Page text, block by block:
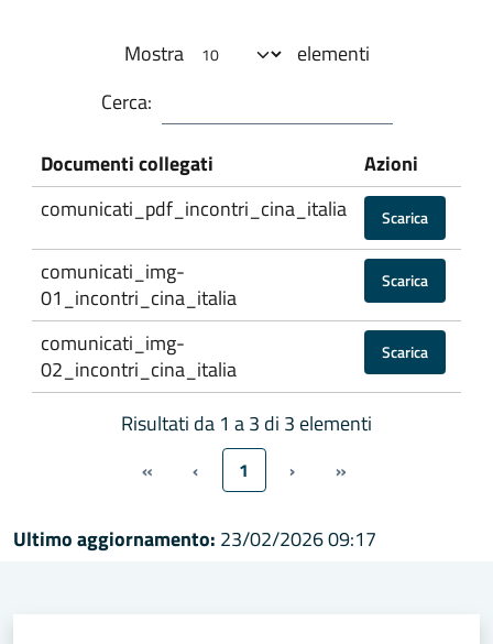
Mostra
elementi
Cerca:
Documenti collegati
Azioni
comunicati_pdf_incontri_cina_italia
Scarica
comunicati_img-
01_incontri_cina_italia
Scarica
comunicati_img-
02_incontri_cina_italia
Scarica
Risultati da 1 a 3 di 3 elementi
« ‹ 1 › »
Ultimo aggiornamento: 23/02/2026 09:17